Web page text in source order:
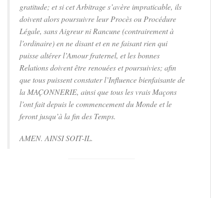
gratitude; et si cet Arbitrage s’avère impraticable, ils
doivent alors poursuivre leur Procès ou Procédure
Légale, sans Aigreur ni Rancune (contrairement à
l’ordinaire) en ne disant et en ne faisant rien qui
puisse altérer l’Amour fraternel, et les bonnes
Relations doivent être renouées et poursuivies; afin
que tous puissent constater l’Influence bienfaisante de
la MAÇONNERIE, ainsi que tous les vrais Maçons
l’ont fait depuis le commencement du Monde et le
feront jusqu’à la fin des Temps.
AMEN. AINSI SOIT-IL.